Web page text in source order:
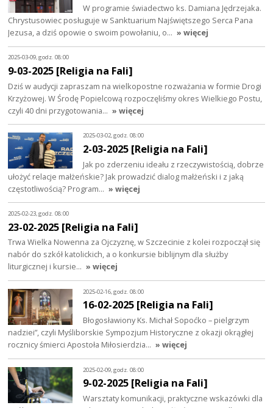
W programie świadectwo ks. Damiana Jędrzejaka.
Chrystusowiec posługuje w Sanktuarium Najświętszego Serca Pana
Jezusa, a dziś opowie o swoim powołaniu, o… » więcej
2025-03-09, godz. 08:00
9-03-2025 [Religia na Fali]
Dziś w audycji zapraszam na wielkopostne rozważania w formie Drogi
Krzyżowej. W Środę Popielcową rozpoczęliśmy okres Wielkiego Postu,
czyli 40 dni przygotowania… » więcej
2025-03-02, godz. 08:00
2-03-2025 [Religia na Fali]
Jak po zderzeniu ideału z rzeczywistością, dobrze
ułożyć relacje małżeńskie? Jak prowadzić dialog małżeński i z jaką
częstotliwością? Program… » więcej
2025-02-23, godz. 08:00
23-02-2025 [Religia na Fali]
Trwa Wielka Nowenna za Ojczyznę, w Szczecinie z kolei rozpoczął się
nabór do szkół katolickich, a o konkursie biblijnym dla służby
liturgicznej i kursie… » więcej
2025-02-16, godz. 08:00
16-02-2025 [Religia na Fali]
Błogosławiony Ks. Michał Sopoćko – pielgrzym
nadziei”, czyli Myśliborskie Sympozjum Historyczne z okazji okrągłej
rocznicy śmierci Apostoła Miłosierdzia… » więcej
2025-02-09, godz. 08:00
9-02-2025 [Religia na Fali]
Warsztaty komunikacji, praktyczne wskazówki dla